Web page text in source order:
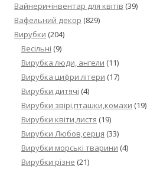
Вайнери+інвентар для квітів (39)
Вафельний декор (829)
Вирубки (204)
Весільні (9)
Вирубка люди, ангели (11)
Вирубка цифри літери (17)
Вирубки дитячі (4)
Вирубки звірі,пташки,комахи (19)
Вирубки квіти,листя (19)
Вирубки Любов,серця (33)
Вирубки морські тварини (4)
Вирубки різне (21)